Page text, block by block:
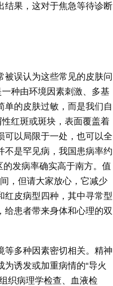
结果，这对于焦急等待诊断
被误认为这些常见的皮肤问
种由环境因素刺激、多基
单的皮肤过敏，而是我们自
红斑或斑块，表面覆盖着
可以局限于一处，也可以全
不是罕见病，我国患病率约
发病率确实高于南方。值
，但请大家放心，它减少
红皮病型四种，其中寻常型
给患者带来身体和心理的双
等多种因素密切相关。精神
诱发或加重病情的“导火
织病理学检查、血液检